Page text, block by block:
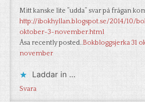
Mitt kanske lite ”udda” svar på frågan
http://ibokhyllan.blogspot.se/2014/10/
oktober-3-november.html
Åsa recently posted..Bokbloggsjerka 31
november
Laddar in …
Svara